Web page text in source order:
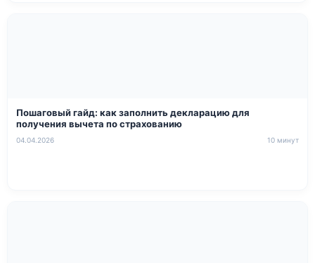
Пошаговый гайд: как заполнить декларацию для
получения вычета по страхованию
04.04.2026 10 минут